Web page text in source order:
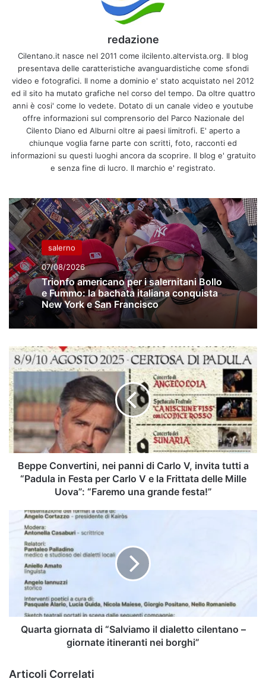
redazione
Cilentano.it nasce nel 2011 come ilcilento.altervista.org. Il blog
presentava delle caratteristiche avanguardistiche come sfondi
video e fotografici. Il nome a dominio e' stato acquistato nel 2012
ed il sito ha mutato grafiche nel corso del tempo. Da oltre quattro
anni è cosi' come lo vedete. Dotato di un canale video e youtube
offre informazioni sul comprensorio del Parco Nazionale del
Cilento Diano ed Alburni oltre ai paesi limitrofi. E' aperto a
chiunque voglia farne parte con scritti, foto, racconti ed
informazioni su questi luoghi ancora da scoprire. Il blog e' gratuito
e senza fine di lucro. Il marchio e' registrato.
salerno
07/08/2026
Trionfo americano per i salernitani Bollo
e Fummo: la bachata italiana conquista
New York e San Francisco
Beppe
Convertini,
nei
panni
di
Carlo
V,
invita
tutti
“Padula
Carlo
Frittata
delle
Mille
Uova”:
“Faremo
Beppe Convertini, nei panni di Carlo V, invita tutti a
“Padula in Festa per Carlo V e la Frittata delle Mille
Uova”: “Faremo una grande festa!”
Quarta
giornata
“Salviamo
dialetto
cilentano
giornate
itineranti
Quarta giornata di “Salviamo il dialetto cilentano –
giornate itineranti nei borghi”
Articoli Correlati